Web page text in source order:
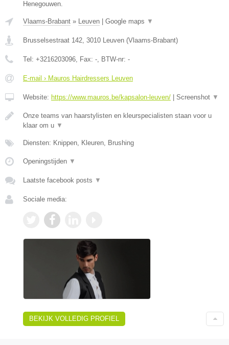
Henegouwen.
Vlaams-Brabant » Leuven | Google maps ▼
Brusselsestraat 142 3010 Leuven (Vlaams-Brabant)
Tel: +3216203096 , Fax: - , BTW-nr: -
E-mail › Mauros Hairdressers Leuven
Website: https://www.mauros.be/kapsalon-leuven/ | Screenshot ▼
Onze teams van haarstylisten en kleurspecialisten staan voor u
klaar om u ▼
Diensten: Knippen, Kleuren, Brushing
Openingstijden ▼
Laatste facebook posts ▼
Sociale media:
BEKIJK VOLLEDIG PROFIEL